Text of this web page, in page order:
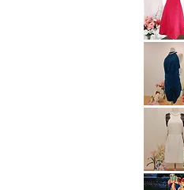
Child
Black
Shaped
Trinket
Box
Cream
Porcelain
Embossed
David
Rhinestone
Halter
Bridesmaid
Evening
AX
Blue
Formal
Dress
size
18
Forever
21